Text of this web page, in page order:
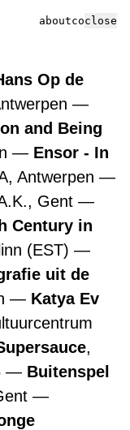
aboutcontact
Op de
and Being
Ensor - In
Antwerpen
Gent
Century in
(EST)
uit de
Katya Ev
,
Buitenspel
close